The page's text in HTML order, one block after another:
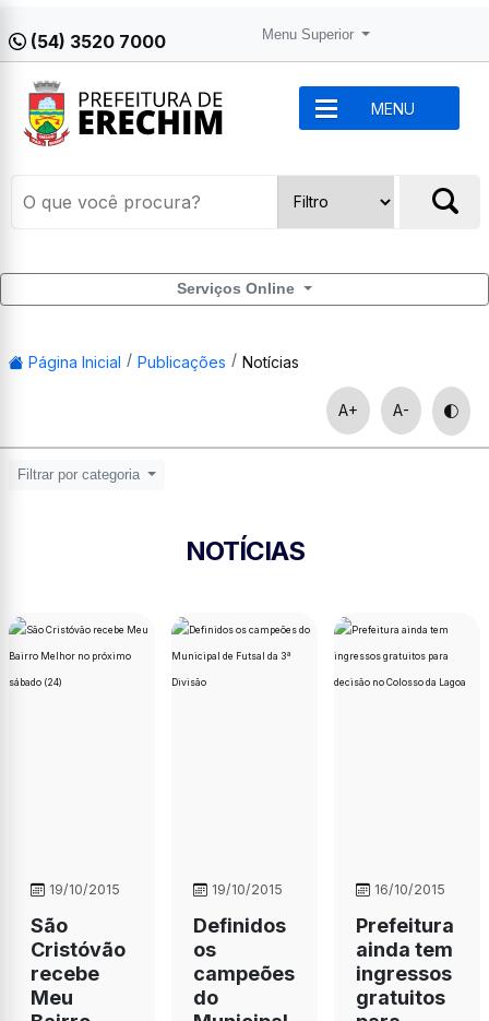
(54) 3520 7000 Menu Superior
MENU
Serviços Online
Página Inicial Publicações Notícias
A+ A-
Filtrar por categoria
NOTÍCIAS
19/10/2015
São
Cristóvão
recebe
Meu
19/10/2015
Definidos
os
campeões
do
16/10/2015
Prefeitura
ainda tem
ingressos
gratuitos